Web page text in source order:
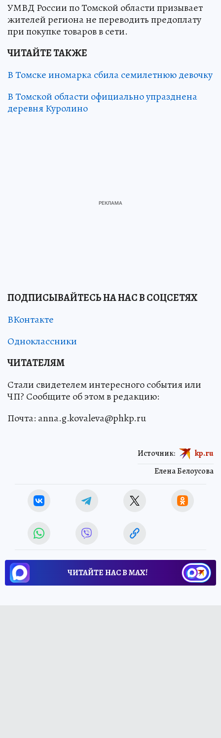
УМВД России по Томской области призывает
жителей региона не переводить предоплату
при покупке товаров в сети.
ЧИТАЙТЕ ТАКЖЕ
В Томске иномарка сбила семилетнюю девочку
В Томской области официально упразднена
деревня Куролино
ПОДПИСЫВАЙТЕСЬ НА НАС В СОЦСЕТЯХ
ВКонтакте
Одноклассники
ЧИТАТЕЛЯМ
Стали свидетелем интересного события или
ЧП? Сообщите об этом в редакцию:
Почта: anna.g.kovaleva@phkp.ru
Елена Белоусова
Источник: kp.ru
ЧИТАЙТЕ НАС В МАХ!